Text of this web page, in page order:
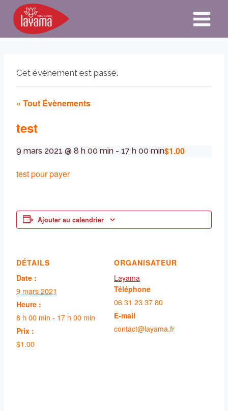
Aller
contenu
Cet évènement est passé.
« Tout Évènements
test
9 mars 2021 @ 8 h 00 min - 17 h 00 min$1.00
test pour payer
Ajouter au calendrier
DÉTAILS
Date :
9 mars 2021
Heure :
8 h 00 min - 17 h 00 min
Prix :
$1.00
ORGANISATEUR
Layama
Téléphone
06 31 23 37 80
E-mail
contact@layama.fr